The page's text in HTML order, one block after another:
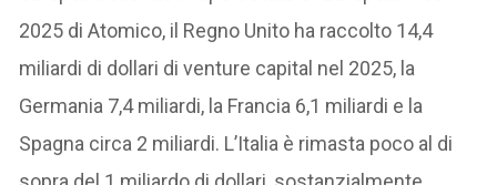
2025 di Atomico, il Regno Unito ha raccolto 14,4
miliardi di dollari di venture capital nel 2025, la
Germania 7,4 miliardi, la Francia 6,1 miliardi e la
Spagna circa 2 miliardi. L’Italia è rimasta poco al di